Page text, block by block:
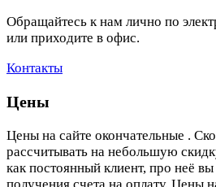
Обращайтесь к нам лично по
или приходите в офис.
Контакты
Цены
Цены на сайте окончательные .
рассчитывать на небольшую
как постоянный клиент, про неё вы
получения счета на оплату. Цены